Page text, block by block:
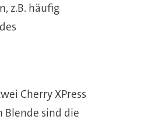
z.B. häufig
Cherry XPress
Blende sind die